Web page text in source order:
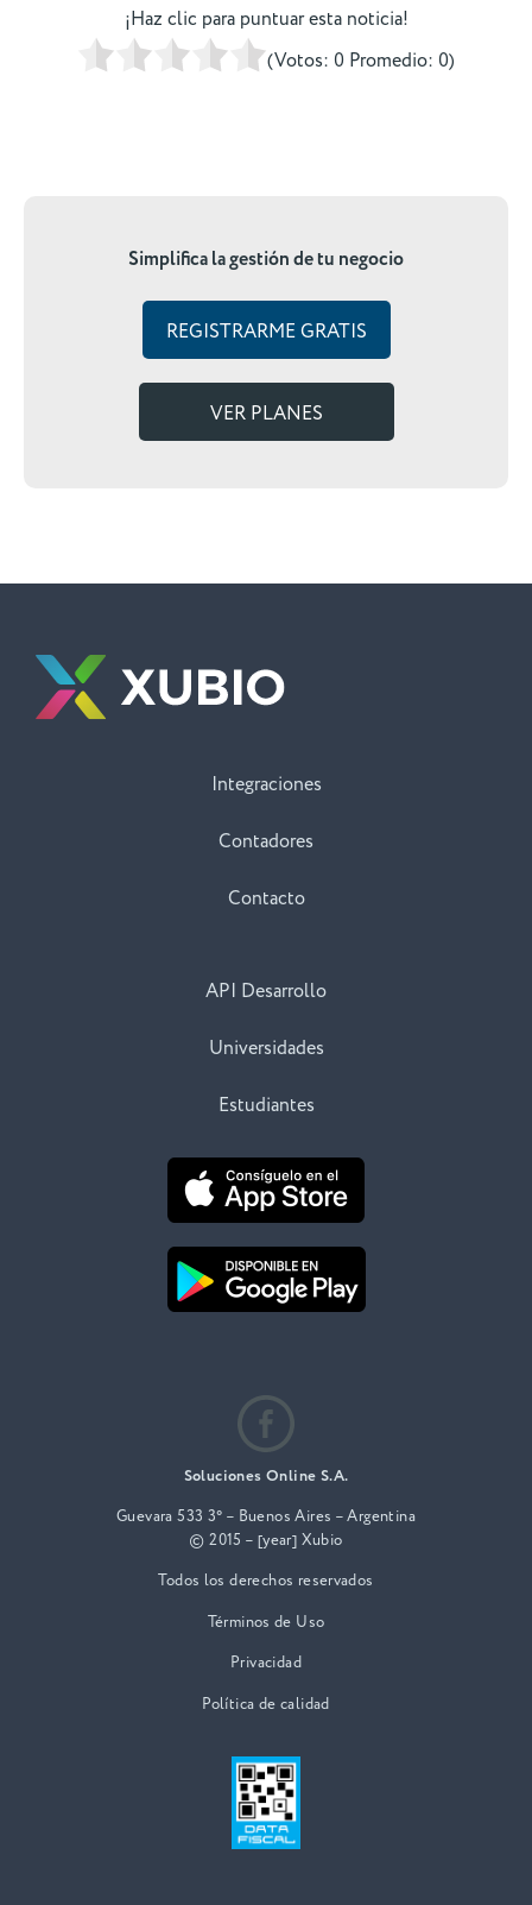
¡Haz clic para puntuar esta noticia!
(Votos: 0 Promedio: 0)
Simplifica la gestión de tu negocio
REGISTRARME GRATIS
VER PLANES
Integraciones
Contadores
Contacto
API Desarrollo
Universidades
Estudiantes
Soluciones Online S.A.
Guevara 533 3° – Buenos Aires – Argentina
© 2015 – [year] Xubio
Todos los derechos reservados
Términos de Uso
Privacidad
Política de calidad